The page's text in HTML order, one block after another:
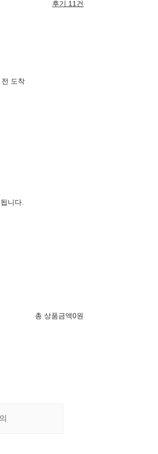
후기 11건
도착
니다.
총 상품금액0원